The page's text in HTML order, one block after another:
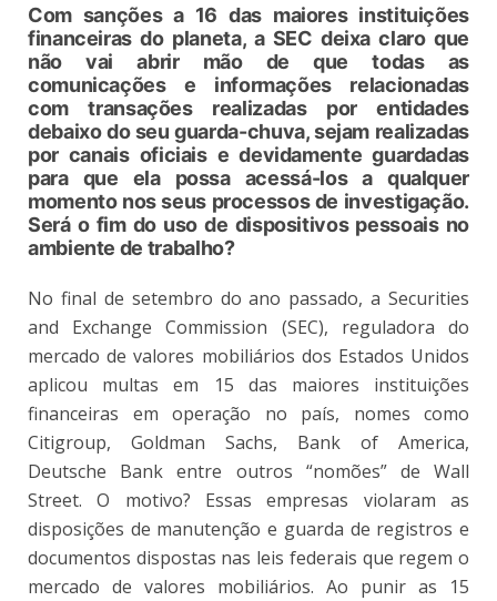
Com sanções a 16 das maiores instituições
financeiras do planeta, a SEC deixa claro que
não vai abrir mão de que todas as
comunicações e informações relacionadas
com transações realizadas por entidades
debaixo do seu guarda-chuva, sejam realizadas
por canais oficiais e devidamente guardadas
para que ela possa acessá-los a qualquer
momento nos seus processos de investigação.
Será o fim do uso de dispositivos pessoais no
ambiente de trabalho?
No final de setembro do ano passado, a Securities
and Exchange Commission (SEC), reguladora do
mercado de valores mobiliários dos Estados Unidos
aplicou multas em 15 das maiores instituições
financeiras em operação no país, nomes como
Citigroup, Goldman Sachs, Bank of America,
Deutsche Bank entre outros “nomões” de Wall
Street. O motivo? Essas empresas violaram as
disposições de manutenção e guarda de registros e
documentos dispostas nas leis federais que regem o
mercado de valores mobiliários. Ao punir as 15